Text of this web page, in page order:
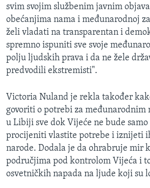
svim svojim službenim javnim
obećanjima nama i međunarodnoj
želi vladati na transparentan i
spremno ispuniti sve svoje
polju ljudskih prava i da ne žele
predvodili ekstremisti".
Victoria Nuland je rekla također
govoriti o potrebi za međunarodnim
u Libiji sve dok Vijeće ne bude
procijeniti vlastite potrebe i iznijeti
narode. Dodala je da ohrabruje mir
područjima pod kontrolom Vijeća i
osvetničkih napada na ljude koji su